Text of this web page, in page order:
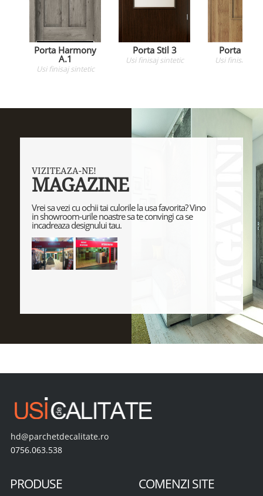
Porta Harmony
A.1
Usifinisaj sintetic
Porta Stil 3
Usifinisaj sintetic
Porta Fit
Usifinisaj
VIZITEAZA-NE!
MAGAZINE
Vrei sa vezi cu ochii tai culorile la usa favorita? Vino
in showroom-urile noastre sa te convingi ca se
incadreaza designului tau.
hd@parchetdecalitate.ro
0756.063.538
PRODUSE COMENZI SITE